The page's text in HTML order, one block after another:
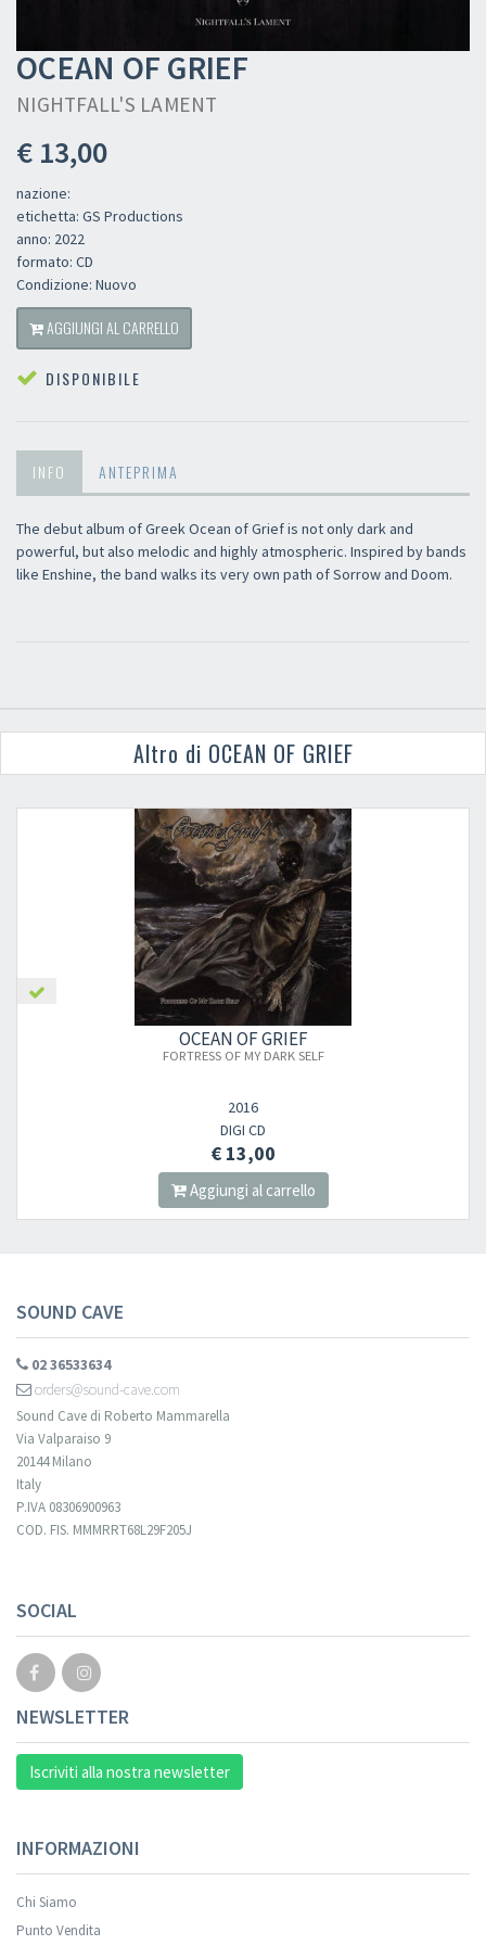
OCEAN OF GRIEF
NIGHTFALL'S LAMENT
€ 13,00
nazione:
etichetta: GS Productions
anno: 2022
formato: CD
Condizione: Nuovo
AGGIUNGI AL CARRELLO
DISPONIBILE
INFO ANTEPRIMA
The debut album of Greek Ocean of Grief is not only dark and
powerful, but also melodic and highly atmospheric. Inspired by bands
like Enshine, the band walks its very own path of Sorrow and Doom.
Altro di OCEAN OF GRIEF
OCEAN OF GRIEF
FORTRESS OF MY DARK SELF
2016
DIGI CD
€ 13,00
Aggiungi al carrello
SOUND CAVE
02 36533634
orders@sound-cave.com
Sound Cave di Roberto Mammarella
Via Valparaiso 9
20144 Milano
Italy
P.IVA 08306900963
COD. FIS. MMMRRT68L29F205J
SOCIAL
NEWSLETTER
Iscriviti alla nostra newsletter
INFORMAZIONI
Chi Siamo
Punto Vendita